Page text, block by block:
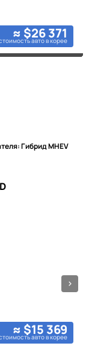
≈ $26 371
авто в корее
Гибрид MHEV
≈ $15 369
авто в корее